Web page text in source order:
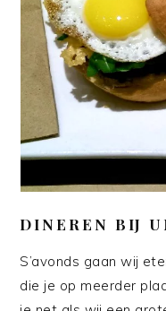
DINEREN BIJ
S’avonds gaan wij
die je op meerder